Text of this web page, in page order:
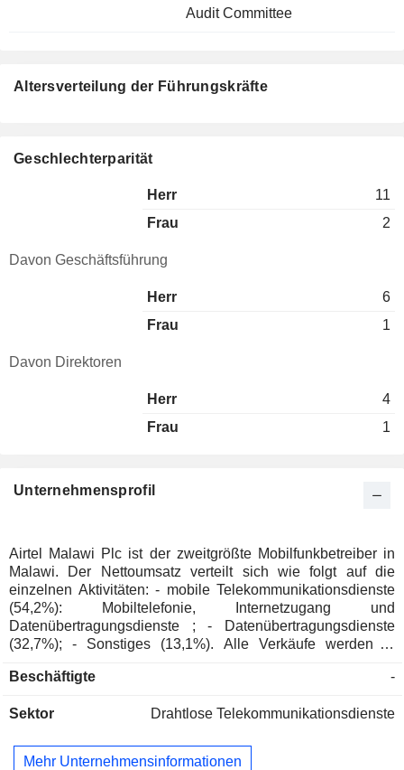
Audit Committee
Altersverteilung der Führungskräfte
Geschlechterparität
Herr
11
Frau
2
Davon Geschäftsführung
Herr
6
Frau
1
Davon Direktoren
Herr
4
Frau
1
Unternehmensprofil
Airtel Malawi Plc ist der zweitgrößte Mobilfunkbetreiber in
Malawi. Der Nettoumsatz verteilt sich wie folgt auf die
einzelnen Aktivitäten: - mobile Telekommunikationsdienste
(54,2%): Mobiltelefonie, Internetzugang und
Datenübertragungsdienste ; - Datenübertragungsdienste
(32,7%); - Sonstiges (13,1%). Alle Verkäufe werden in
Beschäftigte
-
Sektor Drahtlose Telekommunikationsdienste
Mehr Unternehmensinformationen